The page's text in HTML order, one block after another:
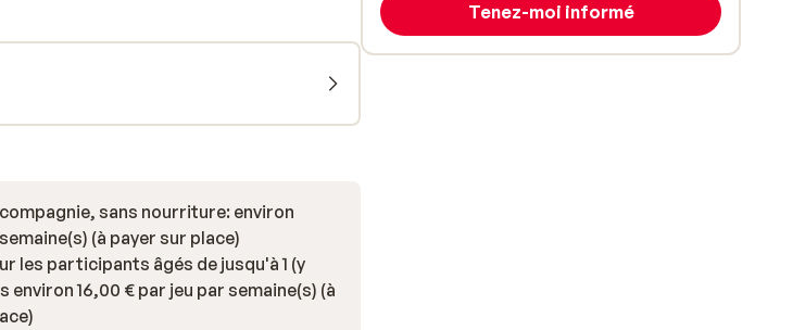
au restaurant.
sans nourriture: environ
(à payer sur place)
les participants âgés de jusqu'à 1 (y
environ 16,00 € par jeu par semaine(s) (à
Tenez-moi informé